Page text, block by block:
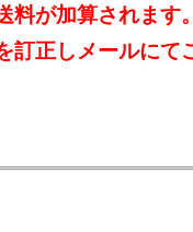
が加算されます
訂正しメールにて